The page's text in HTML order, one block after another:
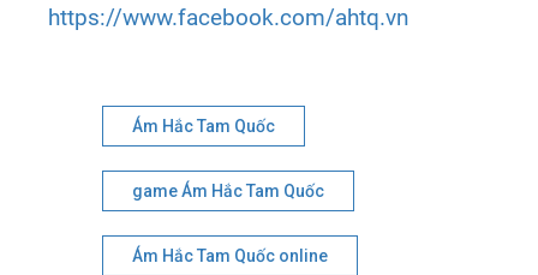
https://www.facebook.com/ahtq.vn
Ám Hắc Tam Quốc
game Ám Hắc Tam Quốc
Ám Hắc Tam Quốc online